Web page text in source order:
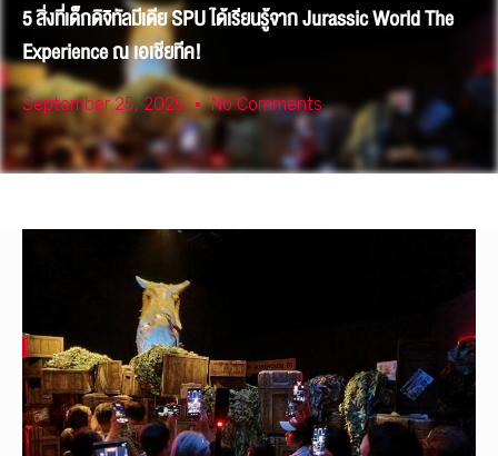
5 สิ่งที่เด็กดิจิทัลมีเดีย SPU ได้เรียนรู้จาก Jurassic World The
Experience ณ เอเชียทีค!
September 25, 2025 No Comments